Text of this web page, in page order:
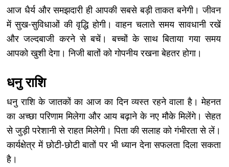
आज धैर्य और समझदारी ही आपकी सबसे बड़ी ताकत बनेगी। जीवन
में सुख-सुविधाओं की वृद्धि होगी। वाहन चलाते समय सावधानी रखें
और जल्दबाजी करने से बचें। बच्चों के साथ बिताया गया समय
आपको खुशी देगा। निजी बातों को गोपनीय रखना बेहतर होगा।
धनु राशि
धनु राशि के जातकों का आज का दिन व्यस्त रहने वाला है। मेहनत
का अच्छा परिणाम मिलेगा और आय बढ़ाने के नए मौके मिलेंगे। सेहत
से जुड़ी परेशानी से राहत मिलेगी। पिता की सलाह को गंभीरता से लें।
कार्यक्षेत्र में छोटी-छोटी बातों पर भी ध्यान देना सफलता दिला सकता
है।